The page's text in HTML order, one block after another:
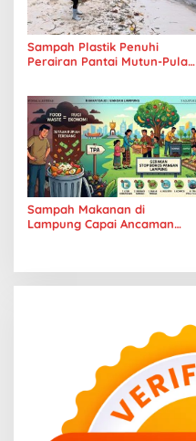
Sampah Plastik Penuhi
Perairan Pantai Mutun-Pulau
Sampah Makanan di
Lampung Capai Ancaman